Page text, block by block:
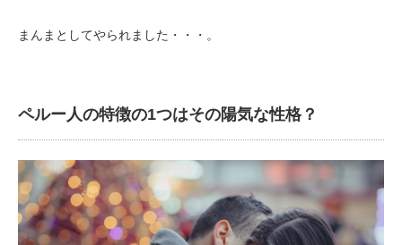
まんまとしてやられました・・・。
ペルー人の特徴の1つはその陽気な性格？